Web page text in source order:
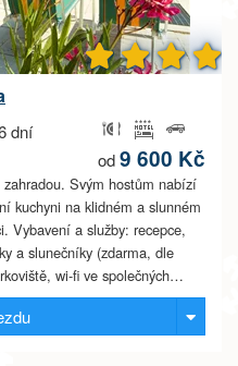
dní
od9 600 Kč
Svým hostům nabízí
kuchyni na klidném a slunném
Vybavení a služby: recepce,
a slunečníky (zdarma, dle
wi-fi ve společných…